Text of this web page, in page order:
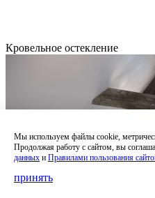
Кровельное остекление
Мы используем файлы cookie,
Продолжая работу с сайтом, вы
данных и Правилами пользования
принять